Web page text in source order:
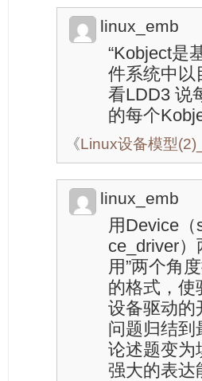
linux_emb
“Kobject是
件系统中以
看LDD3 说
的每个
《Linux设备模型
linux_emb
用Device
ce_driver）
用”两个角
的格式，使
设备驱动的
问题归结到
论述题变为
强大的表达